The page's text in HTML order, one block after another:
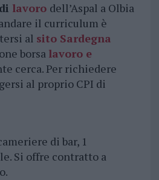
lavoro dell’Aspal a Olbia
il curriculum è
al sito Sardegna
borsa lavoro e
cerca. Per richiedere
al proprio CPI di
di bar, 1
Si offre contratto a